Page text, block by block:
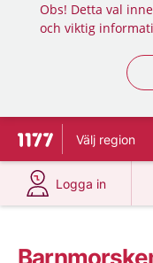
Obs! Detta val
och viktig
Till startsidan för
Välj region
Logga in
på 1177.se